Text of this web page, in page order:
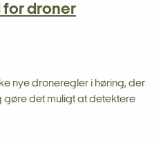
droner
nye droneregler i høring, der
det muligt at detektere